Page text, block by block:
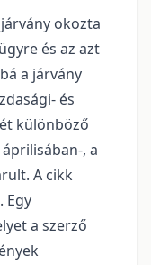
okozta
és az azt
a járvány
és
különböző
, a
A cikk
Egy
a szerző